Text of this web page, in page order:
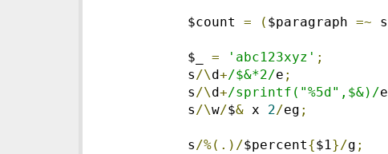
$count = ( $paragraph =~ s
$_ = 'abc123xyz' ;
s/\d+/$&*2/e ;
s/\d+/sprintf("%5d",$&)/e
s/\w/$& x 2/eg ;
s/%(.)/$percent{$1}/g ;